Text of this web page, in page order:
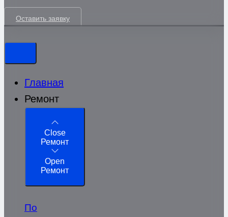
Оставить заявку
Главная
Ремонт
Close
Ремонт
Open
Ремонт
По